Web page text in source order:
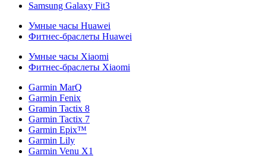
Samsung Galaxy Fit3
Умные часы Huawei
Фитнес-браслеты Huawei
Умные часы Xiaomi
Фитнес-браслеты Xiaomi
Garmin MarQ
Garmin Fenix
Gramin Tactix 8
Garmin Tactix 7
Garmin Epix™
Garmin Lily
Garmin Venu X1